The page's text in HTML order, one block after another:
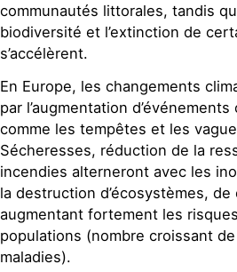
communautés littorales, tandis
biodiversité et l’extinction de
s’accélèrent.
En Europe, les changements
par l’augmentation
comme les tempêtes et les
Sécheresses, réduction de la
incendies alterneront avec les
la destruction d’écosystèmes,
augmentant fortement les
populations (nombre croissant
maladies).